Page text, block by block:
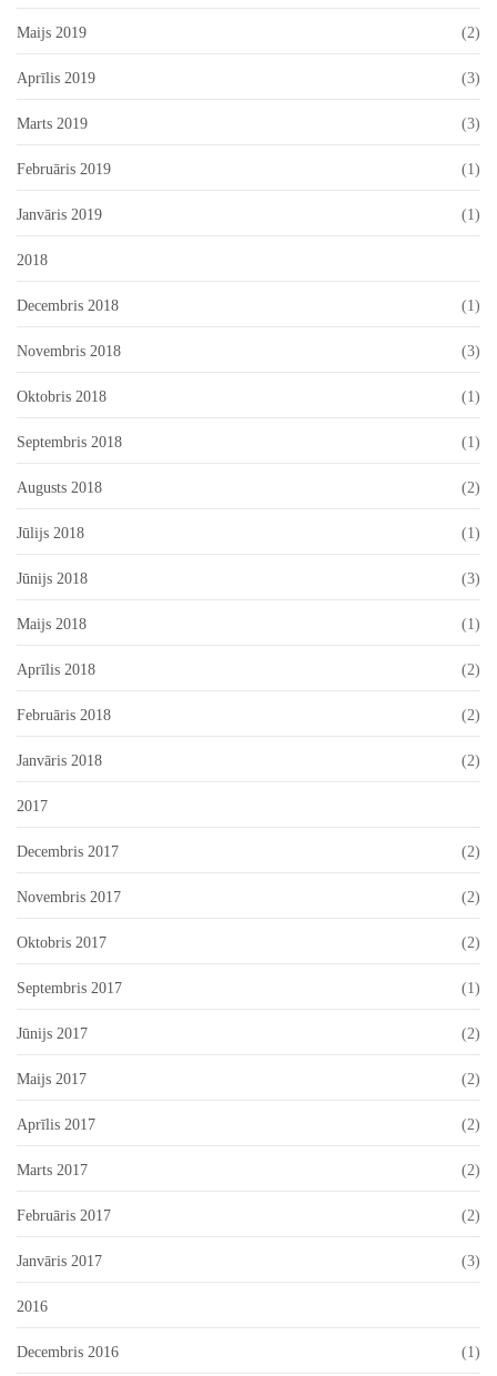
Maijs 2019 (2)
Aprīlis 2019 (3)
Marts 2019 (3)
Februāris 2019 (1)
Janvāris 2019 (1)
2018
Decembris 2018 (1)
Novembris 2018 (3)
Oktobris 2018 (1)
Septembris 2018 (1)
Augusts 2018 (2)
Jūlijs 2018 (1)
Jūnijs 2018 (3)
Maijs 2018 (1)
Aprīlis 2018 (2)
Februāris 2018 (2)
Janvāris 2018 (2)
2017
Decembris 2017 (2)
Novembris 2017 (2)
Oktobris 2017 (2)
Septembris 2017 (1)
Jūnijs 2017 (2)
Maijs 2017 (2)
Aprīlis 2017 (2)
Marts 2017 (2)
Februāris 2017 (2)
Janvāris 2017 (3)
2016
Decembris 2016 (1)